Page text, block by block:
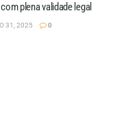
plena validade legal
31, 2025 0